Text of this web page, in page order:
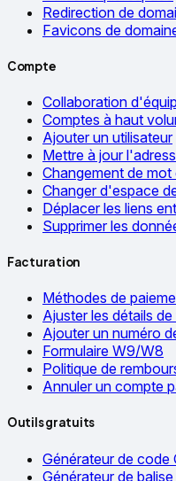
Redirection de
Favicons de
Compte
Collaboration
Comptes à haut
Ajouter un utilisateur
Mettre à jour
Changement de mot
Changer d'espace
Déplacer les liens
Supprimer les
Facturation
Méthodes de
Ajuster les détails
Ajouter un numéro
Formulaire W9/W8
Politique de
Annuler un compte
Outils gratuits
Générateur de code
Générateur de